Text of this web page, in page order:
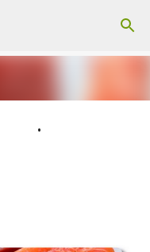
na
co musisz